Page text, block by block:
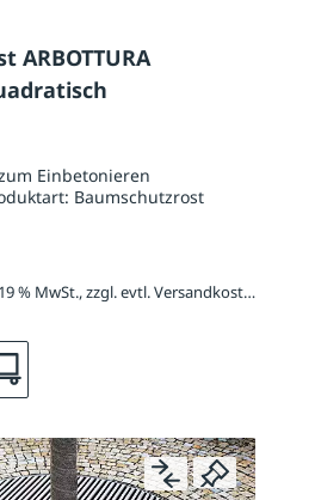
ARBOTTURA
Einbetonieren
Baumschutzrost
2.835,77 € / Stück inkl. 19 % MwSt., zzgl. evtl. Versandkosten